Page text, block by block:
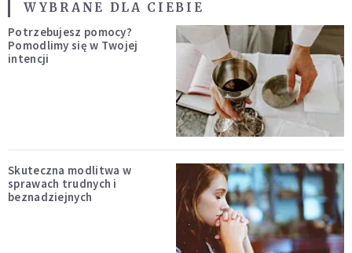
WYBRANE DLA CIEBIE
Potrzebujesz pomocy?
Pomodlimy się w Twojej
intencji
Skuteczna modlitwa w
sprawach trudnych i
beznadziejnych